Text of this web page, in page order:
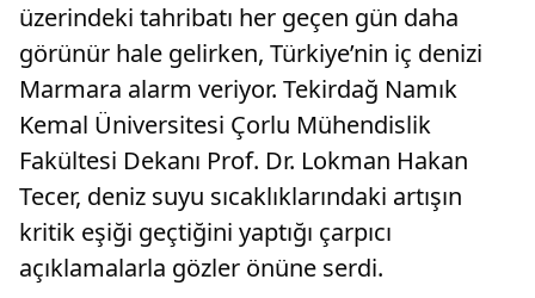
üzerindeki tahribatı her geçen gün daha
görünür hale gelirken, Türkiye’nin iç denizi
Marmara alarm veriyor. Tekirdağ Namık
Kemal Üniversitesi Çorlu Mühendislik
Fakültesi Dekanı Prof. Dr. Lokman Hakan
Tecer, deniz suyu sıcaklıklarındaki artışın
kritik eşiği geçtiğini yaptığı çarpıcı
açıklamalarla gözler önüne serdi.